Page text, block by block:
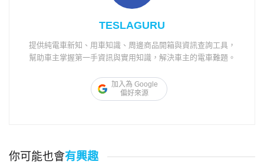
TESLAGURU
提供純電車新知、用車知識、周邊商品開箱與資訊查詢工具，
幫助車主掌握第一手資訊與實用知識，解決車主的電車難題。
加入為 Google
偏好來源
你可能也會有興趣